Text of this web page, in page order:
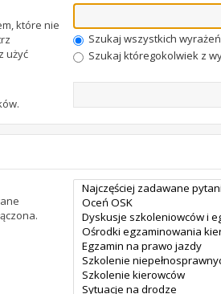
które nie
użyć
Szukaj wszystkich
Szukaj któregokolwiek z